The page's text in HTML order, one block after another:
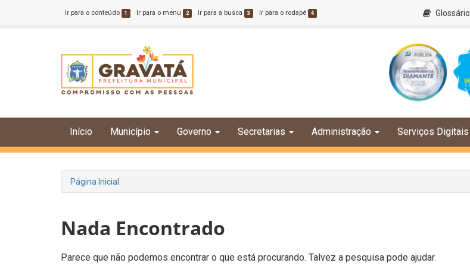
Ir para o conteúdo 1 Ir para o menu 2 Ir para a busca 3 Ir para o rodapé 4 Glossário
Início Município Governo Secretarias Administração Serviços Digitais
Página Inicial
Nada Encontrado
Parece que não podemos encontrar o que está procurando. Talvez a pesquisa pode ajudar.